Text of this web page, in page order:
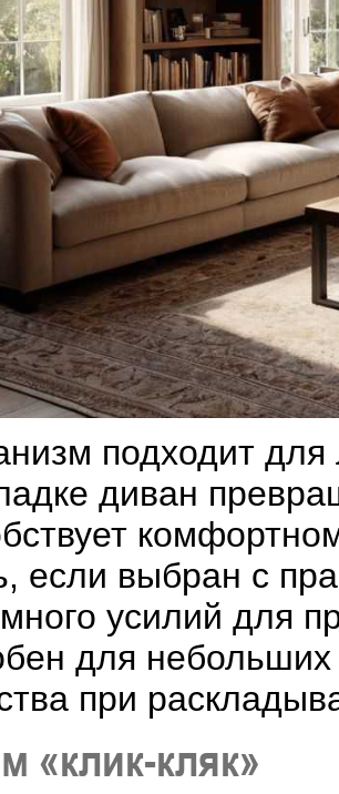
подходит
диван
если выбран с
усилий для
для
при
«клик-кляк»